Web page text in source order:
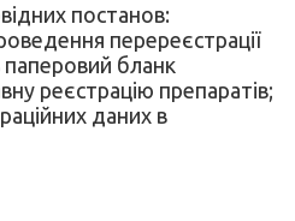
постанов:
перереєстрації
паперовий бланк
реєстрацію препаратів;
даних в